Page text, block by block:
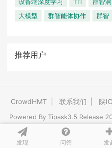
发现 问答 发
大模型
群智能体协作 群智
推荐用户
CrowdHMT 联系我们 陕
Powered By Tipask3.5 Release